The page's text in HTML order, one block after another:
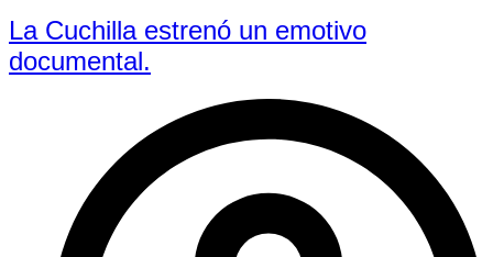
La Cuchilla estrenó un emotivo
documental.